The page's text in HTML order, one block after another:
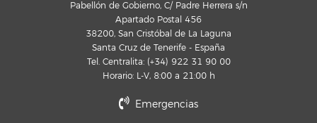
Pabellón de Gobierno, C/ Padre Herrera s/n
Apartado Postal 456
38200, San Cristóbal de La Laguna
Santa Cruz de Tenerife - España
Tel. Centralita: (+34) 922 31 90 00
Horario: L-V, 8:00 a 21:00 h
Emergencias